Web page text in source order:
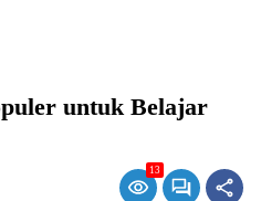
untuk Belajar
13